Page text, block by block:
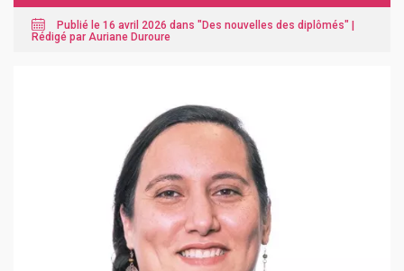
Publié le 16 avril 2026 dans "Des nouvelles des diplômés" |
Rédigé par Auriane Duroure